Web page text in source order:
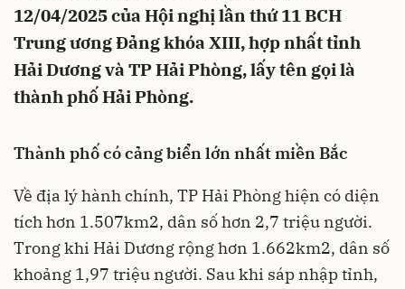
12/04/2025 của Hội nghị lần thứ 11 BCH
Trung ương Đảng khóa XIII, hợp nhất tỉnh
Hải Dương và TP Hải Phòng, lấy tên gọi là
thành phố Hải Phòng.
Thành phố có cảng biển lớn nhất miền Bắc
Về địa lý hành chính, TP Hải Phòng hiện có diện
tích hơn 1.507km2, dân số hơn 2,7 triệu người.
Trong khi Hải Dương rộng hơn 1.662km2, dân số
khoảng 1,97 triệu người. Sau khi sáp nhập tỉnh,